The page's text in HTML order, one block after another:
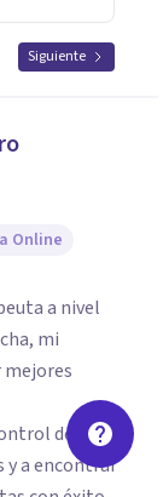
Siguiente
Online
a nivel
mi
de tu